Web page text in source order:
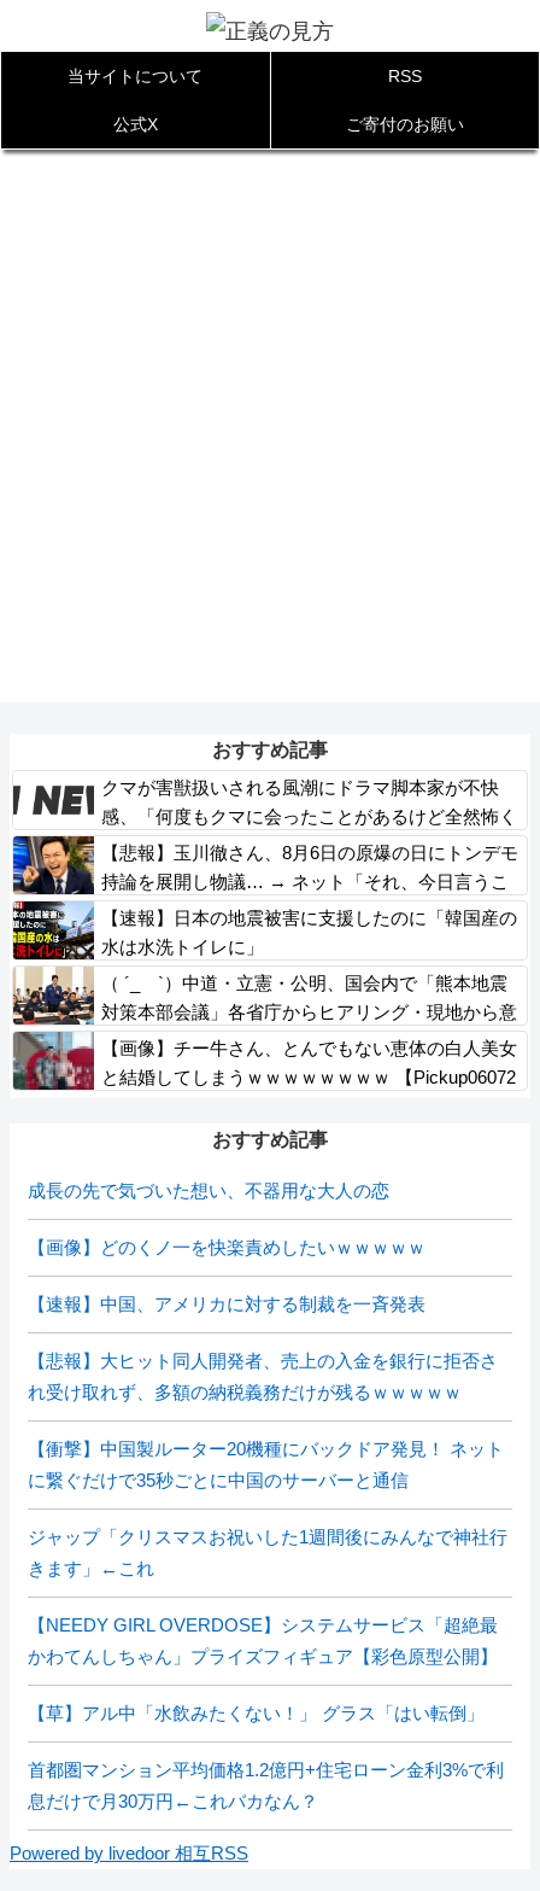
当サイトについて RSS
公式X ご寄付のお願い
おすすめ記事
クマが害獣扱いされる風潮にドラマ脚本家が不快
感、「何度もクマに会ったことがあるけど全然怖く
なかった」と主張しており……
【悲報】玉川徹さん、8月6日の原爆の日にトンデモ
持論を展開し物議… → ネット「それ、今日言うこ
となのか…？」ｗｗｗｗｗｗｗｗｗｗｗｗｗ
【速報】日本の地震被害に支援したのに「韓国産の
水は水洗トイレに」
（ ´_ゝ`）中道・立憲・公明、国会内で「熊本地震
対策本部会議」各省庁からヒアリング・現地から意
見聴取「パーティション、人手、宿泊施設の不足
や、外国人実習生の方々にも対応してほしい」今日
【画像】チー牛さん、とんでもない恵体の白人美女
と結婚してしまうｗｗｗｗｗｗｗｗ 【Pickup06072
おすすめ記事
成長の先で気づいた想い、不器用な大人の恋
【画像】どのくノ一を快楽責めしたいｗｗｗｗｗ
【速報】中国、アメリカに対する制裁を一斉発表
【悲報】大ヒット同人開発者、売上の入金を銀行に拒否さ
れ受け取れず、多額の納税義務だけが残るｗｗｗｗｗ
【衝撃】中国製ルーター20機種にバックドア発見！ ネット
に繋ぐだけで35秒ごとに中国のサーバーと通信
ジャップ「クリスマスお祝いした1週間後にみんなで神社行
きます」←これ
【NEEDY GIRL OVERDOSE】システムサービス「超絶最
かわてんしちゃん」プライズフィギュア【彩色原型公開】
【草】アル中「水飲みたくない！」 グラス「はい転倒」
首都圏マンション平均価格1.2億円+住宅ローン金利3%で利
息だけで月30万円←これバカなん？
Powered by livedoor 相互RSS